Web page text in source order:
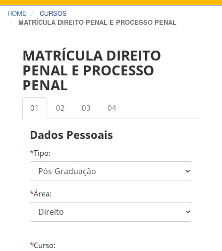
HOME
CURSOS
MATRÍCULA DIREITO PENAL E PROCESSO PENAL
MATRÍCULA DIREITO
PENAL E PROCESSO
PENAL
01 02 03 04
Dados Pessoais
*Tipo:
*Área:
*Curso: